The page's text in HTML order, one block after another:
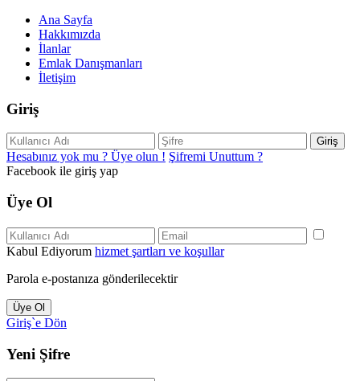
Ana Sayfa
Hakkımızda
İlanlar
Emlak Danışmanları
İletişim
Giriş
Giriş
Hesabınız yok mu ? Üye olun ! Şifremi Unuttum ?
Facebook ile giriş yap
Üye Ol
Kabul Ediyorum hizmet şartları ve koşullar
Parola e-postanıza gönderilecektir
Üye Ol
Giriş`e Dön
Yeni Şifre